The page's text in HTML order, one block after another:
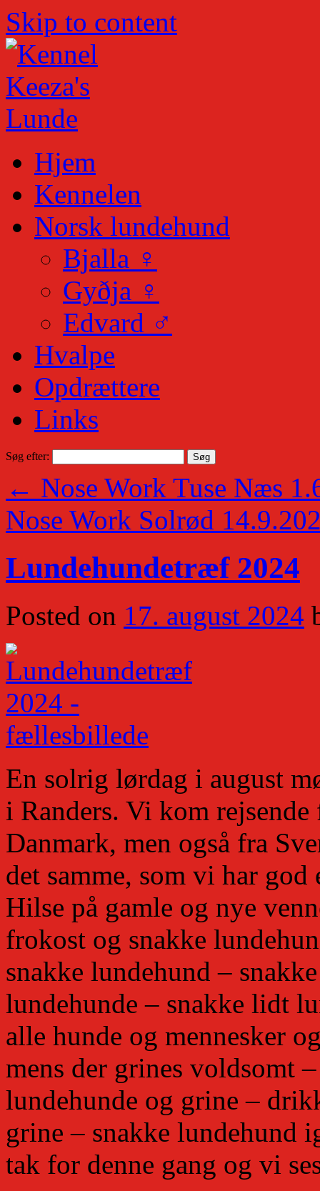
Skip to content
Hjem
Kennelen
Norsk lundehund
Bjalla ♀
Gyðja ♀
Edvard ♂
Hvalpe
Opdrættere
Links
Søg efter:
← Nose Work Tuse Næs
Nose Work Solrød
Lundehundetræf 2024
Posted on 17. august 2024
En solrig lørdag i august
i Randers. Vi kom
Danmark, men også fra
det samme, som vi har
Hilse på gamle og nye
frokost og snakke
snakke lundehund –
lundehunde – snakke lidt
alle hunde og mennesker
mens der grines voldsomt
lundehunde og grine –
grine – snakke lundehund
tak for denne gang og vi